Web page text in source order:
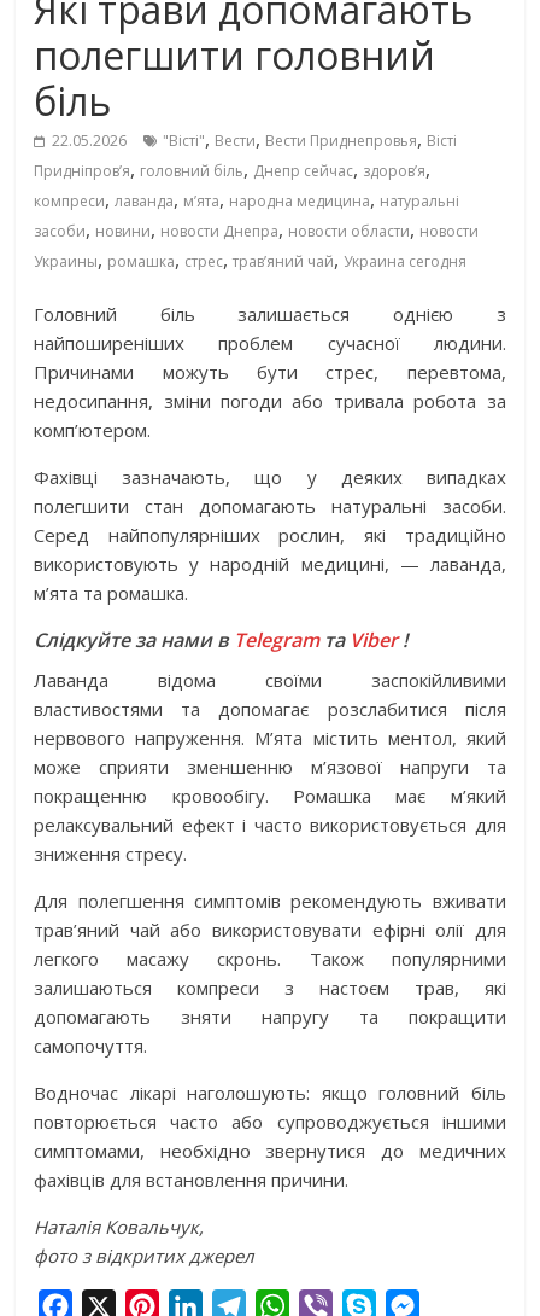
полегшити головний
біль
22.05.2026 "Вісті", Вести, Вести Приднепровья, Вісті
Придніпровʼя, головний біль, Днепр сейчас, здоров’я,
компреси,лаванда, м’ята, народна медицина, натуральні
засоби, новини, новости Днепра, новости области, новости
Украины, ромашка, стрес,трав’яний чай, Украина сегодня
Головний біль залишається однією з
найпоширеніших проблем сучасної людини.
Причинами можуть бути стрес, перевтома,
недосипання, зміни погоди або тривала робота за
комп’ютером.
Фахівці зазначають, що у деяких випадках
полегшити стан допомагають натуральні засоби.
Серед найпопулярніших рослин, які традиційно
використовують у народній медицині, — лаванда,
м’ята та ромашка.
Слідкуйте за нами в Telegramта Viber!
Лаванда відома своїми заспокійливими
властивостями та допомагає розслабитися після
нервового напруження. М’ята містить ментол, який
може сприяти зменшенню м’язової напруги та
покращенню кровообігу. Ромашка має м’який
релаксувальний ефект і часто використовується для
зниження стресу.
Для полегшення симптомів рекомендують вживати
трав’яний чай або використовувати ефірні олії для
легкого масажу скронь. Також популярними
залишаються компреси з настоєм трав, які
допомагають зняти напругу та покращити
самопочуття.
Водночас лікарі наголошують: якщо головний біль
повторюється часто або супроводжується іншими
симптомами, необхідно звернутися до медичних
фахівців для встановлення причини.
Наталія Ковальчук,
фото з відкритих джерел
W